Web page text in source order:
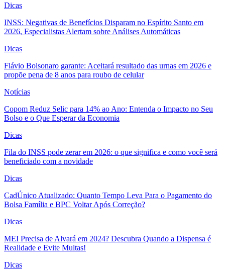
Dicas
INSS: Negativas de Benefícios Disparam no Espírito Santo em
2026, Especialistas Alertam sobre Análises Automáticas
Dicas
Flávio Bolsonaro garante: Aceitará resultado das urnas em 2026 e
propõe pena de 8 anos para roubo de celular
Notícias
Copom Reduz Selic para 14% ao Ano: Entenda o Impacto no Seu
Bolso e o Que Esperar da Economia
Dicas
Fila do INSS pode zerar em 2026: o que significa e como você será
beneficiado com a novidade
Dicas
CadÚnico Atualizado: Quanto Tempo Leva Para o Pagamento do
Bolsa Família e BPC Voltar Após Correção?
Dicas
MEI Precisa de Alvará em 2024? Descubra Quando a Dispensa é
Realidade e Evite Multas!
Dicas